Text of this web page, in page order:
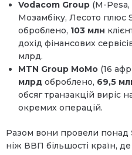
Vodacom Group (M-
Мозамбіку, Лесото плюс
оброблено, 103 млн
дохід фінансових
млрд.
MTN Group MoMo (16
млрд оброблено, 69,5
обсяг транзакцій виріс
окремих операцій.
Разом вони провели понад
ніж ВВП більшості країн,